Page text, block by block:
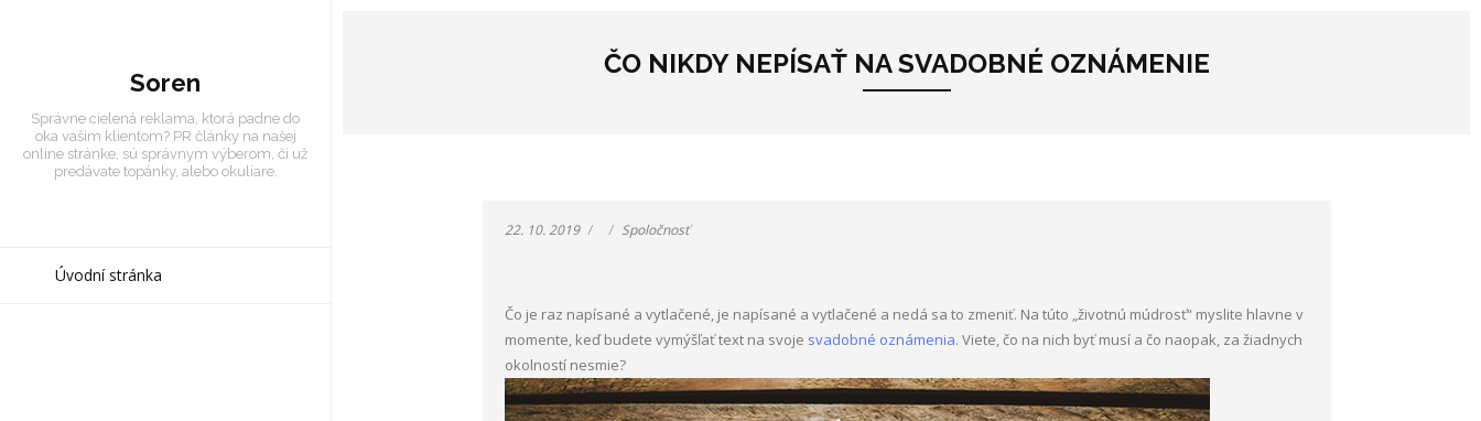
Soren
Správne cielená reklama, ktorá padne do
oka vašim klientom? PR články na našej
online stránke, sú správnym výberom, či už
predávate topánky, alebo okuliare.
Úvodní stránka
ČO NIKDY NEPÍSAŤ NA SVADOBNÉ OZNÁMENIE
22. 10. 2019 Spoločnosť
Čo je raz napísané a vytlačené, je napísané a vytlačené a nedá sa to zmeniť. Na túto „životnú múdrosť“ myslite hlavne v
momente, keď budete vymýšľať text na svoje svadobné oznámenia. Viete, čo na nich byť musí a čo naopak, za žiadnych
okolností nesmie?